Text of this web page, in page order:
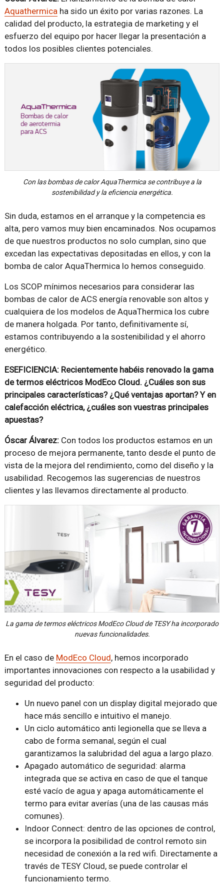
Aquathermica ha sido un éxito por varias razones. La
calidad del producto, la estrategia de marketing y el
esfuerzo del equipo por hacer llegar la presentación a
todos los posibles clientes potenciales.
Con las bombas de calor AquaThermica se contribuye a la
sostenibilidad y la eficiencia energética.
Sin duda, estamos en el arranque y la competencia es
alta, pero vamos muy bien encaminados. Nos ocupamos
de que nuestros productos no solo cumplan, sino que
excedan las expectativas depositadas en ellos, y con la
bomba de calor AquaThermica lo hemos conseguido.
Los SCOP mínimos necesarios para considerar las
bombas de calor de ACS energía renovable son altos y
cualquiera de los modelos de AquaThermica los cubre
de manera holgada. Por tanto, definitivamente sí,
estamos contribuyendo a la sostenibilidad y el ahorro
energético.
ESEFICIENCIA: Recientemente habéis renovado la gama
de termos eléctricos ModEco Cloud. ¿Cuáles son sus
principales características? ¿Qué ventajas aportan? Y en
calefacción eléctrica, ¿cuáles son vuestras principales
apuestas?
Óscar Álvarez:Con todos los productos estamos en un
proceso de mejora permanente, tanto desde el punto de
vista de la mejora del rendimiento, como del diseño y la
usabilidad. Recogemos las sugerencias de nuestros
clientes y las llevamos directamente al producto.
La gama de termos eléctricos ModEco Cloud de TESY ha incorporado
nuevas funcionalidades.
En el caso de ModEco Cloud, hemos incorporado
importantes innovaciones con respecto a la usabilidad y
seguridad del producto:
Un nuevo panel con un display digital mejorado que
hace más sencillo e intuitivo el manejo.
Un ciclo automático anti legionella que se lleva a
cabo de forma semanal, según el cual
garantizamos la salubridad del agua a largo plazo.
Apagado automático de seguridad: alarma
integrada que se activa en caso de que el tanque
esté vacío de agua y apaga automáticamente el
termo para evitar averías (una de las causas más
comunes).
Indoor Connect: dentro de las opciones de control,
se incorpora la posibilidad de control remoto sin
necesidad de conexión a la red wifi. Directamente a
través de TESY Cloud, se puede controlar el
funcionamiento termo.